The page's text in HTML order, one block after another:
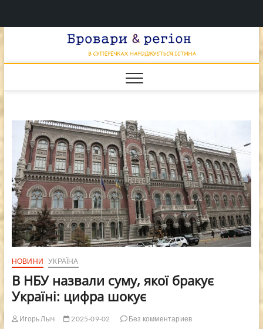
НАРОДЖУЄТЬСЯ
НОВИНИ УКРАЇНА
В НБУ назвали суму, якої бракує
Україні: цифра шокує
Игорь Лыч 2025-09-02 Без комментариев